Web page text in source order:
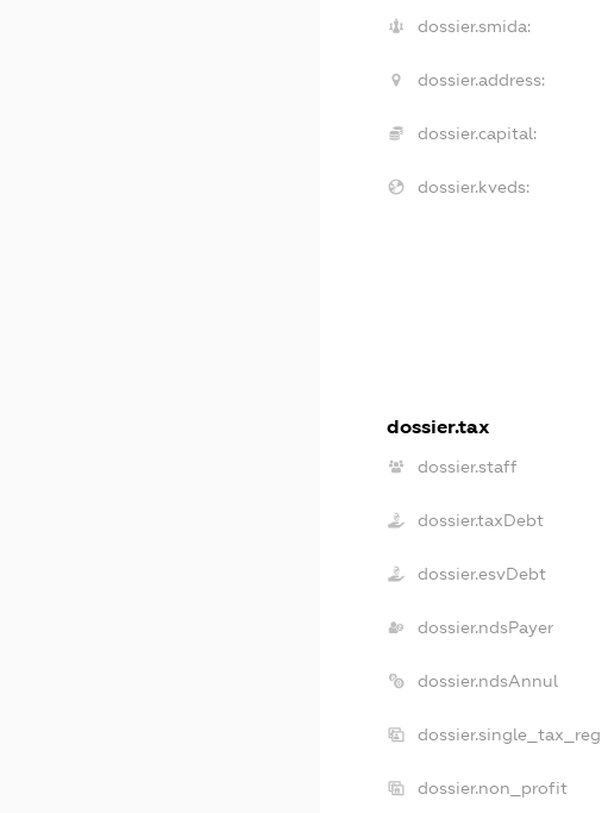
dossier.smida:
dossier.address:
dossier.capital:
dossier.kveds:
dossier.tax
dossier.staff
dossier.taxDebt
dossier.esvDebt
dossier.ndsPayer
dossier.ndsAnnul
dossier.single_tax_reg
dossier.non_profit